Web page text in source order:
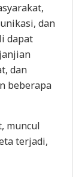
dan
dapat
dan
beberapa
muncul
terjadi,